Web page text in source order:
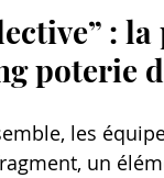
:
poterie
les
un